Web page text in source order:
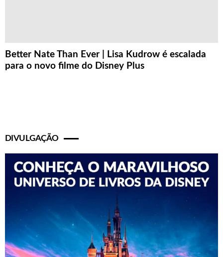
Better Nate Than Ever | Lisa Kudrow é escalada
para o novo filme do Disney Plus
DIVULGAÇÃO